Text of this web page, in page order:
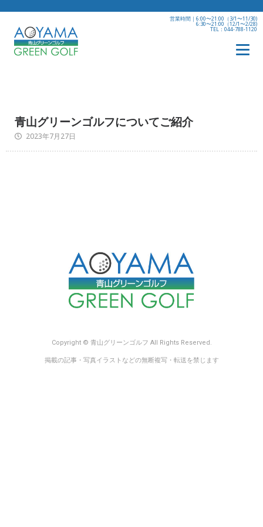
営業時間｜6:00〜21:00（3/1〜11/30)
6:30〜21:00（12/1〜2/28)
TEL：044-788-1120
青山グリーンゴルフについてご紹介
2023年7月27日
Copyright © 青山グリーンゴルフ All Rights Reserved.
掲載の記事・写真イラストなどの無断複写・転送を禁じます